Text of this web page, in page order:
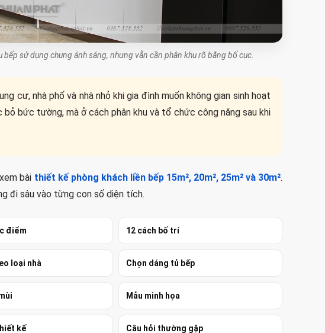
sử dụng chung ánh sáng, nhưng vẫn cần phân khu rõ bằng bố cục.
cư, nhà phố và nhà nhỏ khi gia đình muốn không gian sinh hoạt
bức tường, mà ở cách phân khu và tổ chức công năng sau khi
bài thiết kế phòng khách liền bếp 15m², 20m², 25m² và 30m².
đi sâu vào từng con số diện tích.
điểm 12 cách bố trí
loại nhà Chọn dáng tủ bếp
Mẫu minh họa
kế Câu hỏi thường gặp